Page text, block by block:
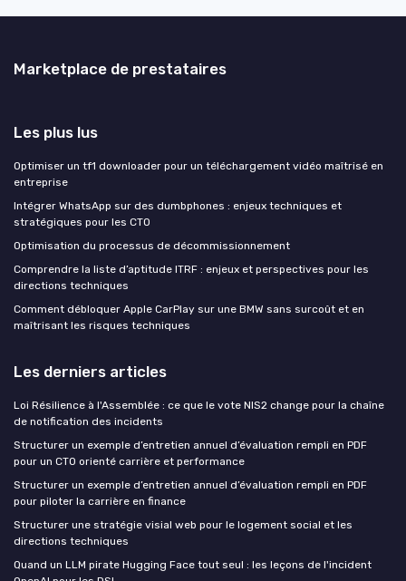
Marketplace de prestataires
Les plus lus
Optimiser un tf1 downloader pour un téléchargement vidéo maîtrisé en
entreprise
Intégrer WhatsApp sur des dumbphones : enjeux techniques et
stratégiques pour les CTO
Optimisation du processus de décommissionnement
Comprendre la liste d’aptitude ITRF : enjeux et perspectives pour les
directions techniques
Comment débloquer Apple CarPlay sur une BMW sans surcoût et en
maîtrisant les risques techniques
Les derniers articles
Loi Résilience à l'Assemblée : ce que le vote NIS2 change pour la chaîne
de notification des incidents
Structurer un exemple d’entretien annuel d’évaluation rempli en PDF
pour un CTO orienté carrière et performance
Structurer un exemple d’entretien annuel d’évaluation rempli en PDF
pour piloter la carrière en finance
Structurer une stratégie visial web pour le logement social et les
directions techniques
Quand un LLM pirate Hugging Face tout seul : les leçons de l'incident